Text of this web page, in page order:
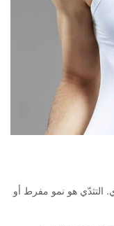
التثدّي هو نمو مفرط أو